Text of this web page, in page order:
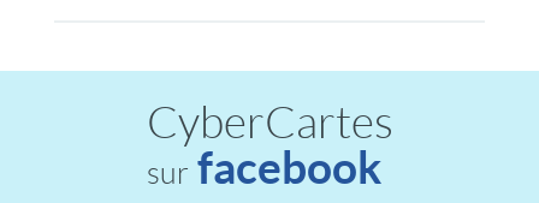
CyberCartes
sur facebook